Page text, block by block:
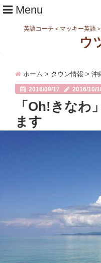
Menu
まなむすめ
家族ネタ
ジモティー情報
英語コーチ＜マッキー英語
ウ
ホーム > タウン情報 > 沖
2016/09/17 2016/10/
「Oh!きなわ
ます